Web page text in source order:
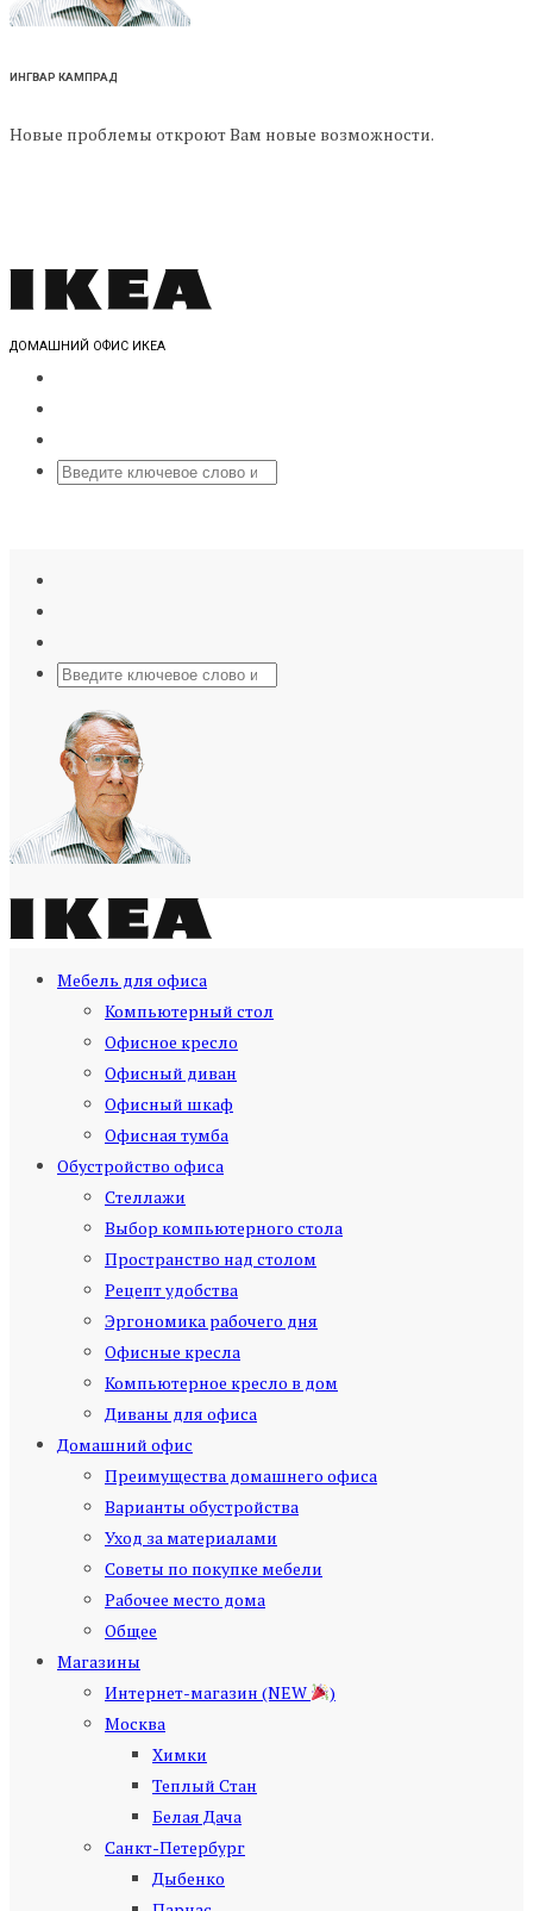
ИНГВАР КАМПРАД
Новые проблемы откроют Вам новые возможности.
ДОМАШНИЙ ОФИС ИКЕА
Мебель для офиса
Компьютерный стол
Офисное кресло
Офисный диван
Офисный шкаф
Офисная тумба
Обустройство офиса
Стеллажи
Выбор компьютерного стола
Пространство над столом
Рецепт удобства
Эргономика рабочего дня
Офисные кресла
Компьютерное кресло в дом
Диваны для офиса
Домашний офис
Преимущества домашнего офиса
Варианты обустройства
Уход за материалами
Советы по покупке мебели
Рабочее место дома
Общее
Магазины
Интернет-магазин (NEW
)
Москва
Химки
Теплый Стан
Белая Дача
Санкт-Петербург
Дыбенко